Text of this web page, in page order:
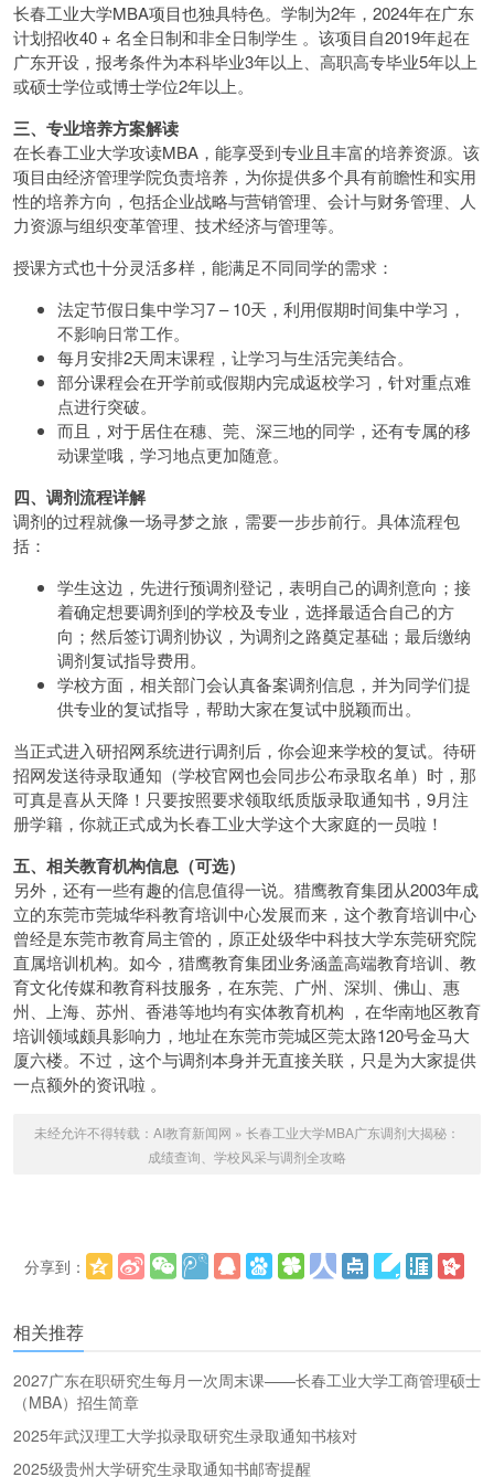
长春工业大学MBA项目也独具特色。学制为2年，2024年在广东
计划招收40 + 名全日制和非全日制学生 。该项目自2019年起在
广东开设，报考条件为本科毕业3年以上、高职高专毕业5年以上
或硕士学位或博士学位2年以上。
三、专业培养方案解读
在长春工业大学攻读MBA，能享受到专业且丰富的培养资源。该
项目由经济管理学院负责培养，为你提供多个具有前瞻性和实用
性的培养方向，包括企业战略与营销管理、会计与财务管理、人
力资源与组织变革管理、技术经济与管理等。
授课方式也十分灵活多样，能满足不同同学的需求：
法定节假日集中学习7 – 10天，利用假期时间集中学习，
不影响日常工作。
每月安排2天周末课程，让学习与生活完美结合。
部分课程会在开学前或假期内完成返校学习，针对重点难
点进行突破。
而且，对于居住在穗、莞、深三地的同学，还有专属的移
动课堂哦，学习地点更加随意。
四、调剂流程详解
调剂的过程就像一场寻梦之旅，需要一步步前行。具体流程包
括：
学生这边，先进行预调剂登记，表明自己的调剂意向；接
着确定想要调剂到的学校及专业，选择最适合自己的方
向；然后签订调剂协议，为调剂之路奠定基础；最后缴纳
调剂复试指导费用。
学校方面，相关部门会认真备案调剂信息，并为同学们提
供专业的复试指导，帮助大家在复试中脱颖而出。
当正式进入研招网系统进行调剂后，你会迎来学校的复试。待研
招网发送待录取通知（学校官网也会同步公布录取名单）时，那
可真是喜从天降！只要按照要求领取纸质版录取通知书，9月注
册学籍，你就正式成为长春工业大学这个大家庭的一员啦！
五、相关教育机构信息（可选）​
另外，还有一些有趣的信息值得一说。猎鹰教育集团从2003年成
立的东莞市莞城华科教育培训中心发展而来，这个教育培训中心
曾经是东莞市教育局主管的，原正处级华中科技大学东莞研究院
直属培训机构。如今，猎鹰教育集团业务涵盖高端教育培训、教
育文化传媒和教育科技服务，在东莞、广州、深圳、佛山、惠
州、上海、苏州、香港等地均有实体教育机构 ，在华南地区教育
培训领域颇具影响力，地址在东莞市莞城区莞太路120号金马大
厦六楼。不过，这个与调剂本身并无直接关联，只是为大家提供
一点额外的资讯啦 。
未经允许不得转载： AI教育新闻网 » 长春工业大学MBA广东调剂大揭秘：
成绩查询、学校风采与调剂全攻略
分享到：
相关推荐
2027广东在职研究生每月一次周末课——长春工业大学工商管理硕士
（MBA）招生简章
2025年武汉理工大学拟录取研究生录取通知书核对
2025级贵州大学研究生录取通知书邮寄提醒